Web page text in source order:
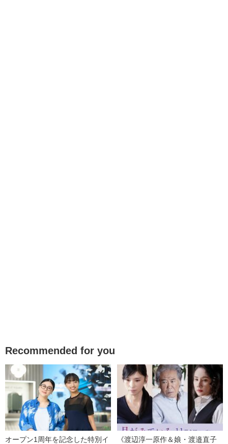
Recommended for you
オープン1周年を記念した特別イ
《渡辺淳一原作＆娘・渡邉直子